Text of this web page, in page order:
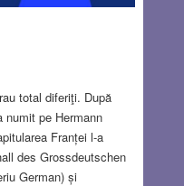
calitate. Covaci nu
foștii admiratori , tot
că totul e doar o
8 COMMENTS
total diferiţi. După
pe Hermann
Franței l-a
des Grossdeutschen
German) și